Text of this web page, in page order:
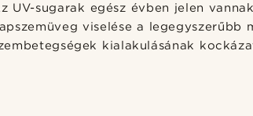
UV-sugarak egész évben jelen
viselése a
kialakulásának